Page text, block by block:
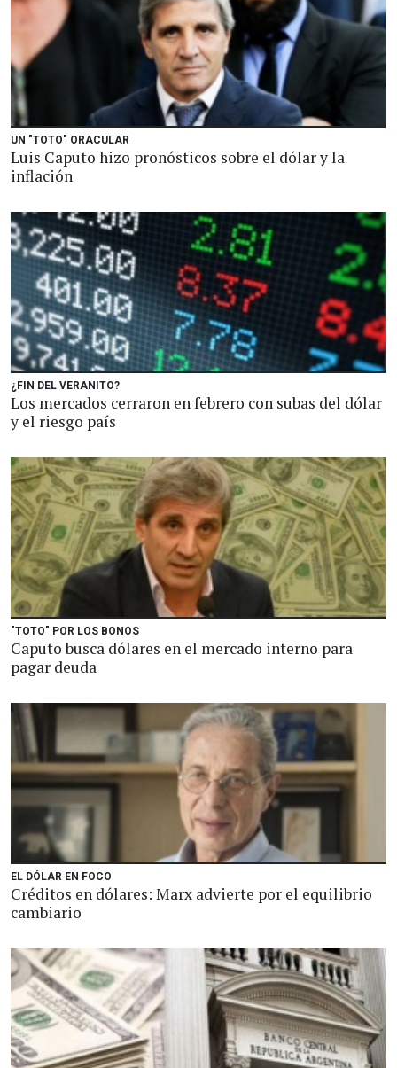
UN "TOTO" ORACULAR
Luis Caputo hizo pronósticos sobre el dólar y la
inflación
¿FIN DEL VERANITO?
Los mercados cerraron en febrero con subas del dólar
y el riesgo país
"TOTO" POR LOS BONOS
Caputo busca dólares en el mercado interno para
pagar deuda
EL DÓLAR EN FOCO
Créditos en dólares: Marx advierte por el equilibrio
cambiario